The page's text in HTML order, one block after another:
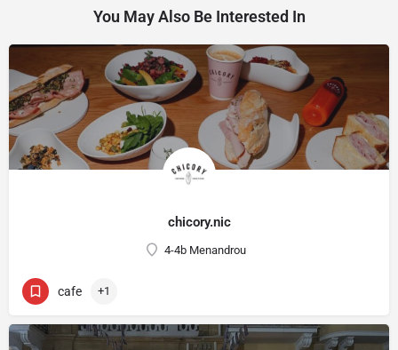
You May Also Be Interested In
chicory.nic
4-4b Menandrou
cafe +1